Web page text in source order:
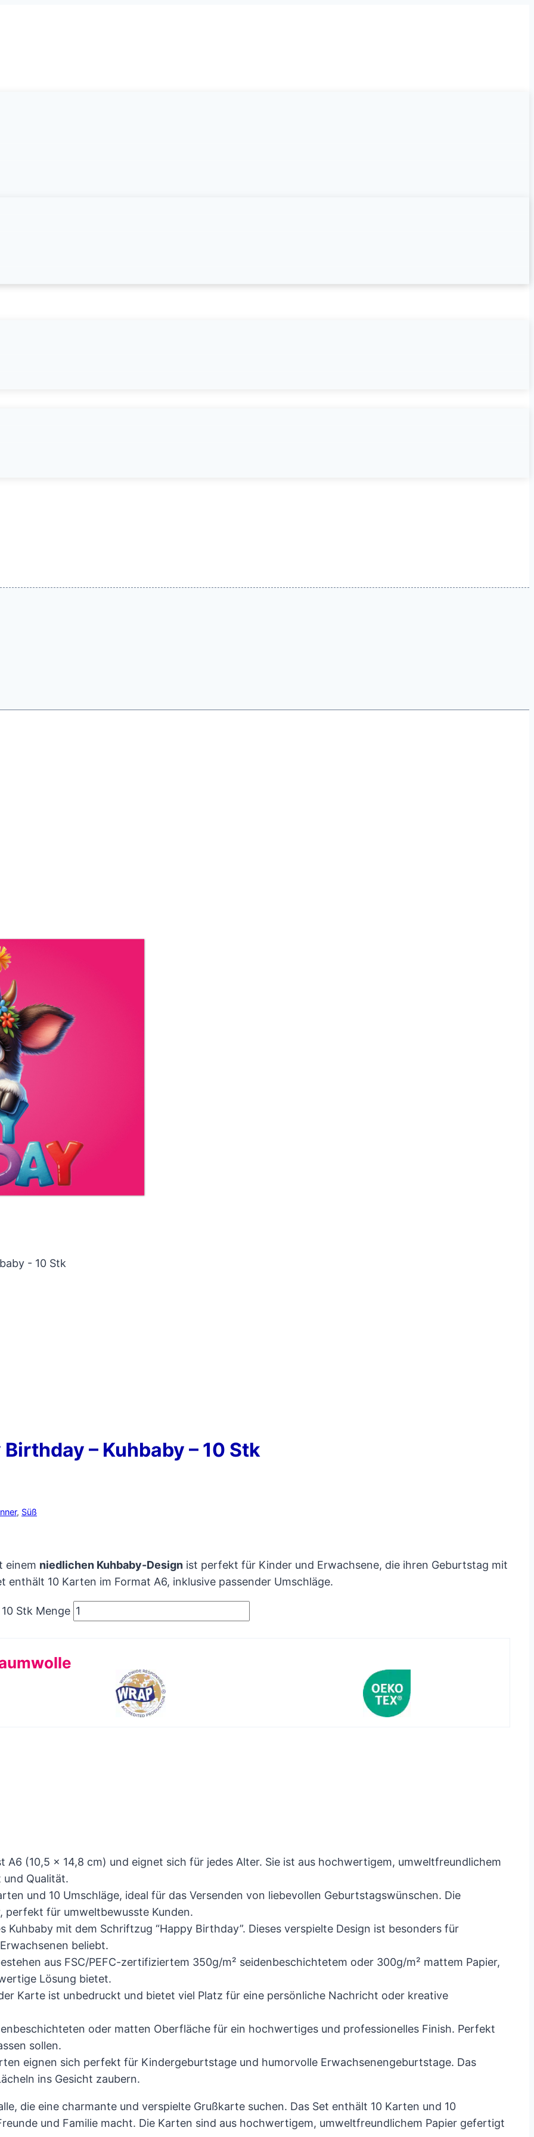
– Kuhbaby – 10 Stk
, Süß
einem niedlichen Kuhbaby-Design ist perfekt für Kinder und Erwachsene, die ihren Geburtstag mit
10 Karten im Format A6, inklusive passender Umschläge.
Stk Menge
(10,5 x 14,8 cm) und eignet sich für jedes Alter. Sie ist aus hochwertigem, umweltfreundlichem
Qualität.
und 10 Umschläge, ideal für das Versenden von liebevollen Geburtstagswünschen. Die
perfekt für umweltbewusste Kunden.
Kuhbaby mit dem Schriftzug “Happy Birthday”. Dieses verspielte Design ist besonders für
beliebt.
aus FSC/PEFC-zertifiziertem 350g/m² seidenbeschichtetem oder 300g/m² mattem Papier,
Lösung bietet.
Karte ist unbedruckt und bietet viel Platz für eine persönliche Nachricht oder kreative
oder matten Oberfläche für ein hochwertiges und professionelles Finish. Perfekt
sollen.
eignen sich perfekt für Kindergeburtstage und humorvolle Erwachsenengeburtstage. Das
ins Gesicht zaubern.
die eine charmante und verspielte Grußkarte suchen. Das Set enthält 10 Karten und 10
und Familie macht. Die Karten sind aus hochwertigem, umweltfreundlichem Papier gefertigt